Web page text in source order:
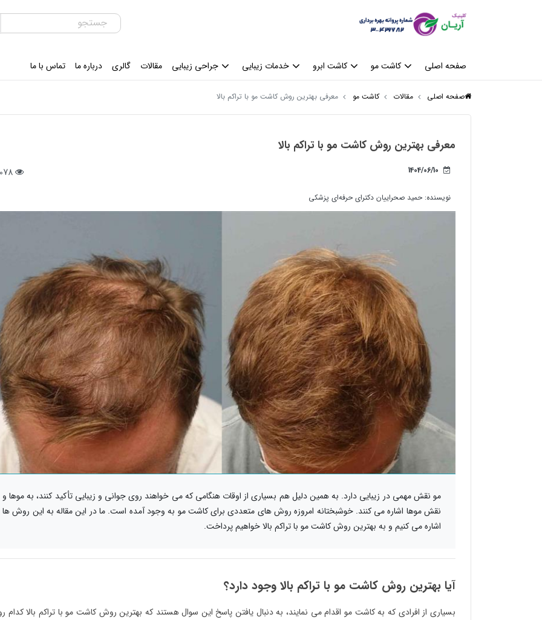
صفحه اصلی کاشت مو کاشت ابرو خدمات زیبایی جراحی زیبایی مقالات گالری درباره ما تماس با ما
صفحه اصلی مقالات کاشت مو معرفی بهترین روش کاشت مو با تراکم بالا
معرفی بهترین روش کاشت مو با تراکم بالا
1404/06/10
نویسنده: حمید صحراییان دکترای حرفه‌ای پزشکی
مو نقش مهمی در زیبایی دارد. به همین دلیل هم بسیاری از اوقات هنگامی که می خواهند روی جوانی و زیبایی تأکید کنند، به موها و
نقش موها اشاره می کنند. خوشبختانه امروزه روش های متعددی برای کاشت مو به وجود آمده است. ما در این مقاله به این روش ها
اشاره می کنیم و به بهترین روش کاشت مو با تراکم بالا خواهیم پرداخت.
آیا بهترین روش کاشت مو با تراکم بالا وجود دارد؟
بسیاری از افرادی که به کاشت مو اقدام می نمایند، به دنبال یافتن پاسخ این سوال هستند که بهترین روش کاشت مو با تراکم بالا